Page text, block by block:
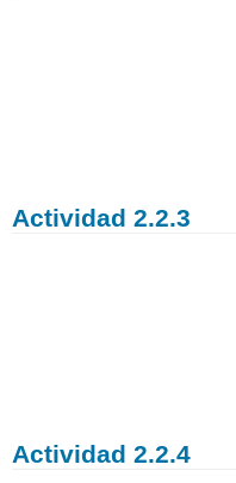
Actividad 2.2.3
Actividad 2.2.4